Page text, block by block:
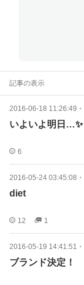
記事の表示
2016-06-18 11:26:49 ・
いよいよ明日…✨
6
2016-05-24 03:45:08 ・
diet
12 1
2016-05-19 14:41:51 ・
ブランド決定！